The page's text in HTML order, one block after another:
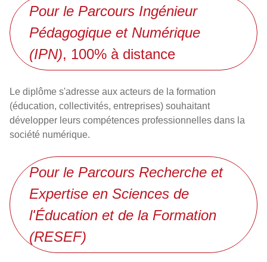
Pour le Parcours Ingénieur
Pédagogique et Numérique
(IPN), 100% à distance
Le diplôme s'adresse aux acteurs de la formation
(éducation, collectivités, entreprises) souhaitant
développer leurs compétences professionnelles dans la
société numérique.
Pour le Parcours Recherche et
Expertise en Sciences de
l'Éducation et de la Formation
(RESEF)